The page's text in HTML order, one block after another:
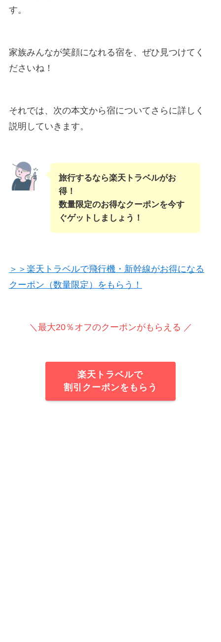
す。
家族みんなが笑顔になれる宿を、ぜひ見つけてく
ださいね！
それでは、次の本文から宿についてさらに詳しく
説明していきます。
旅行するなら楽天トラベルがお
得！
数量限定のお得なクーポンを今す
ぐゲットしましょう！
＞＞楽天トラベルで飛行機・新幹線がお得になる
クーポン（数量限定）をもらう！
＼最大20％オフのクーポンがもらえる ／
楽天トラベルで
割引クーポンをもらう